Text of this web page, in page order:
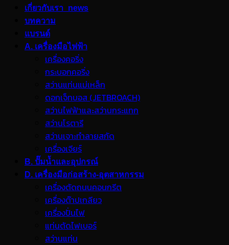
เกี่ยวกับเรา_news
บทความ
แบรนด์
A. เครื่องมือไฟฟ้า
เครื่องคอริ่ง
กระบอกคอริ่ง
สว่านแท่นแม่เหล็ก
ดอกเจ็ทบอส (JETBROACH)
สว่านไฟฟ้าและสว่านกระแทก
สว่านโรตารี
สว่านเจาะทำลายสกัด
เครื่องเจียร์
B. ปั๊มน้ำและอุปกรณ์
D. เครื่องมือก่อสร้าง-อุตสาหกรรม
เครื่องตัดถนนคอนกรีต
เครื่องต๊าปเกลียว
เครื่องปั่นไฟ
แท่นตัดไฟเบอร์
สว่านแท่น